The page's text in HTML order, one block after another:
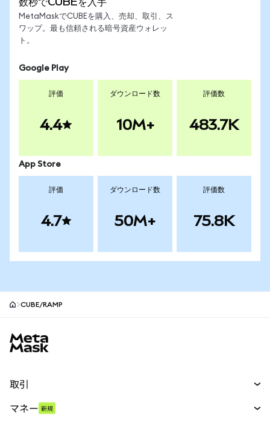
MetaMaskでCUBEを購入、売却、取引、ス
ワップ。最も信頼される暗号資産ウォレッ
ト。
Google Play
評価
4.4
ダウンロード数
10M+
評価数
483.7K
App Store
評価
4.7
ダウンロード数
50M+
評価数
75.8K
CUBE/RAMP
取引
マネー 新規